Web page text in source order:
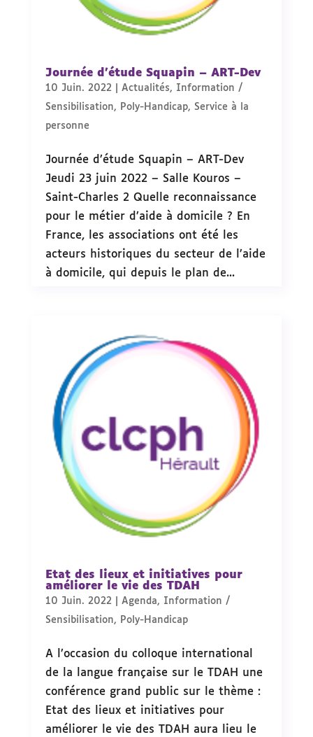
Journée d’étude Squapin – ART-Dev
10 Juin. 2022 Actualités, Information /
Sensibilisation, Poly-Handicap, Service à la
personne
Journée d’étude Squapin – ART-Dev
Jeudi 23 juin 2022 – Salle Kouros –
Saint-Charles 2 Quelle reconnaissance
pour le métier d’aide à domicile ? En
France, les associations ont été les
acteurs historiques du secteur de l’aide
à domicile, qui depuis le plan de...
Etat des lieux et initiatives pour
améliorer le vie des TDAH
10 Juin. 2022| Agenda, Information /
Sensibilisation, Poly-Handicap
A l’occasion du colloque international
de la langue française sur le TDAH une
conférence grand public sur le thème :
Etat des lieux et initiatives pour
améliorer le vie des TDAH aura lieu le